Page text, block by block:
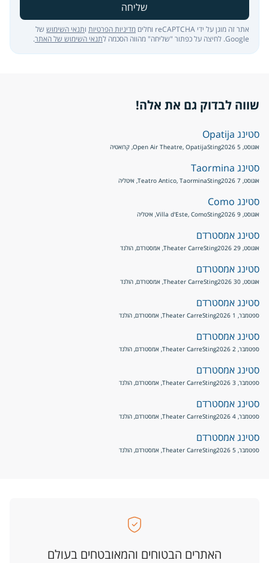
שליחה
אתר זה מוגן על ידי reCAPTCHA וחלים מדיניות הפרטיות ותנאי השימוש של
Google. לחיצה על כפתור "שליחה" מהווה הסכמה ל
תנאי השימוש של האתר.
שווה לבדוק גם את אלה!
סטינג Opatija
אוגוסט, 5 2026 StingOpen Air Theatre, Opatija, קרואטיה
סטינג Taormina
אוגוסט, 7 2026 StingTeatro Antico, Taormina, איטליה
סטינג Como
אוגוסט, 9 2026 StingVilla d'Este, Como, איטליה
סטינג אמסטרדם
אוגוסט, 29 2026 StingTheater Carre, אמסטרדם, הולנד
סטינג אמסטרדם
אוגוסט, 30 2026 StingTheater Carre, אמסטרדם, הולנד
סטינג אמסטרדם
ספטמבר, 1 2026 StingTheater Carre, אמסטרדם, הולנד
סטינג אמסטרדם
ספטמבר, 2 2026 StingTheater Carre, אמסטרדם, הולנד
סטינג אמסטרדם
ספטמבר, 3 2026 StingTheater Carre, אמסטרדם, הולנד
סטינג אמסטרדם
ספטמבר, 4 2026 StingTheater Carre, אמסטרדם, הולנד
סטינג אמסטרדם
ספטמבר, 5 2026 StingTheater Carre, אמסטרדם, הולנד
האתרים הבטוחים והמאובטחים בעולם